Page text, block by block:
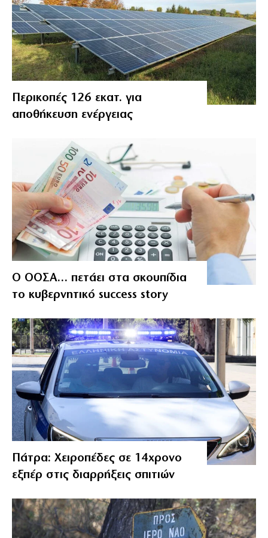
Περικοπές 126 εκατ. για
αποθήκευση ενέργειας
Ο ΟΟΣΑ… πετάει στα σκουπίδια
το κυβερνητικό success story
Πάτρα: Χειροπέδες σε 14χρονο
εξπέρ στις διαρρήξεις σπιτιών